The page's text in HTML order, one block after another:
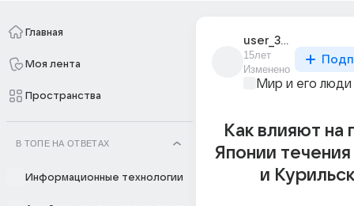
Главная
Моя лента
Пространства
В ТОПЕ НА ОТВЕТАХ
Информационные технологии
user_33816499
15лет
Изменено
Мир и его люди
Как влияют на
Японии
и